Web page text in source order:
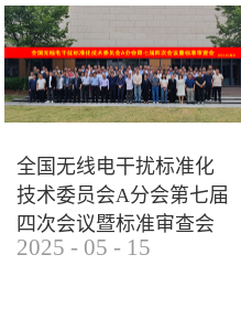
深入交流行业见解，踊
领域的高质量发展汇聚
，公司展示了...
全国无线电干扰标准化
技术委员会A分会第七届
四次会议暨标准审查会
成功举办
2025 - 05 - 15